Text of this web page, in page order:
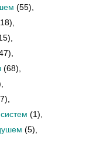
(55)
(68)
(1)
(5)